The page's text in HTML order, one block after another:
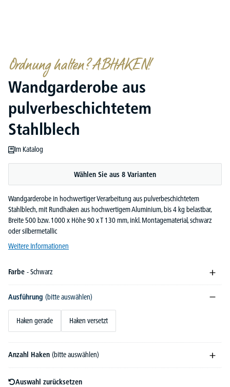
Ordnung halten? ABHAKEN!
Wandgarderobe aus
pulverbeschichtetem
Stahlblech
Im Katalog
Wählen Sie aus 8 Varianten
Wandgarderobe in hochwertiger Verarbeitung aus pulverbeschichtetem
Stahlblech, mit Rundhaken aus hochwertigem Aluminium, bis 4 kg belastbar,
Breite 500 bzw. 1000 x Höhe 90 x T 130 mm, inkl. Montagematerial, schwarz
oder silbermetallic
Weitere Informationen
Farbe - Schwarz
Ausführung (bitte auswählen)
Haken gerade Haken versetzt
Anzahl Haken (bitte auswählen)
Auswahl zurücksetzen